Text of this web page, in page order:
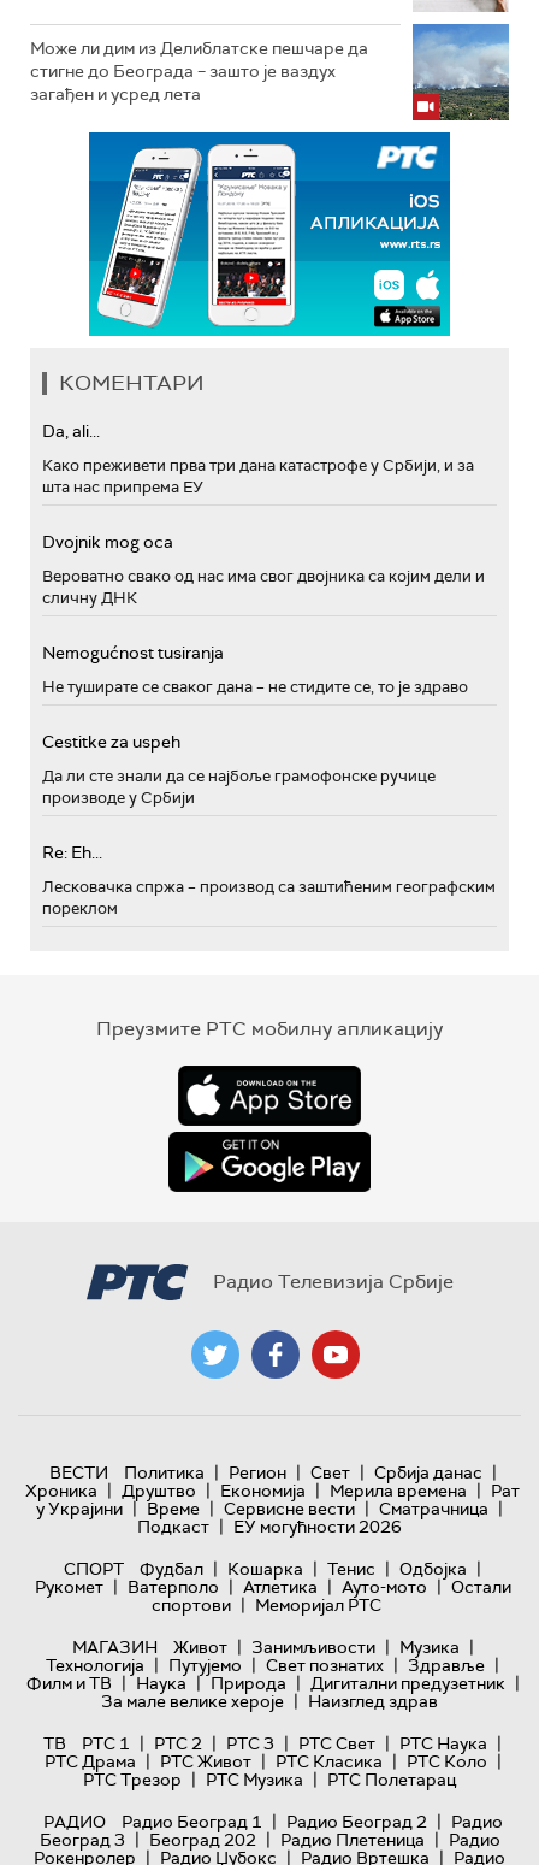
Може ли дим из Делиблатске пешчаре да
стигне до Београда – зашто је ваздух
загађен и усред лета
КОМЕНТАРИ
Da, ali...
Како преживети прва три дана катастрофе у Србији, и за
шта нас припрема ЕУ
Dvojnik mog oca
Вероватно свако од нас има свог двојника са којим дели и
сличну ДНК
Nemogućnost tusiranja
Не туширате се сваког дана – не стидите се, то је здраво
Cestitke za uspeh
Да ли сте знали да се најбоље грамофонске ручице
производе у Србији
Re: Eh...
Лесковачка спржа – производ са заштићеним географским
пореклом
Преузмите РТС мобилну апликацију
Радио Телевизија Србије
ВЕСТИ Политика | Регион | Свет | Србија данас |
Хроника | Друштво | Економија | Мерила времена | Рат
у Украјини | Време | Сервисне вести | Сматрачница |
Подкаст | ЕУ могућности 2026
СПОРТ
Фудбал | Кошарка | Тенис | Одбојка |
Рукомет | Ватерполо | Атлетика | Ауто-мото | Остали
спортови | Меморијал РТС
МАГАЗИН
Живот | Занимљивости | Музика |
Технологијa | Путујемо | Свет познатих | Здравље |
Филм и ТВ | Наука | Природа | Дигитални предузетник |
За мале велике хероје | Наизглед здрав
ТВ
РТС 1 | РТС 2 | РТС 3 | РТС Свет | РТС Наука |
РТС Драма | РТС Живот | РТС Класика | РТС Коло |
РТС Трезор | РТС Музика | РТС Полетарац
РАДИО
Радио Београд 1 | Радио Београд 2 | Радио
Београд 3 | Београд 202 | Радио Плетеница | Радио
Рокенролер | Радио Џубокс | Радио Вртешка | Радио